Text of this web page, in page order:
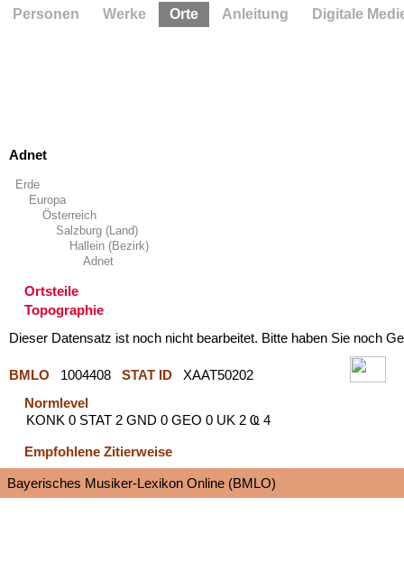
Adnet
Erde
Europa
Österreich
Salzburg (Land)
Hallein (Bezirk)
Adnet
Ortsteile
Topographie
Dieser Datensatz ist noch nicht bearbeitet. Bitte haben Sie noch
BMLO 1004408 STAT ID
XAAT50202
Normlevel
KONK 0 STAT 2 GND 0 GEO 0 UK 2 Ҩ 4
Empfohlene Zitierweise
Bayerisches Musiker-Lexikon Online (BMLO)
Personen Werke Orte Anleitung Digitale